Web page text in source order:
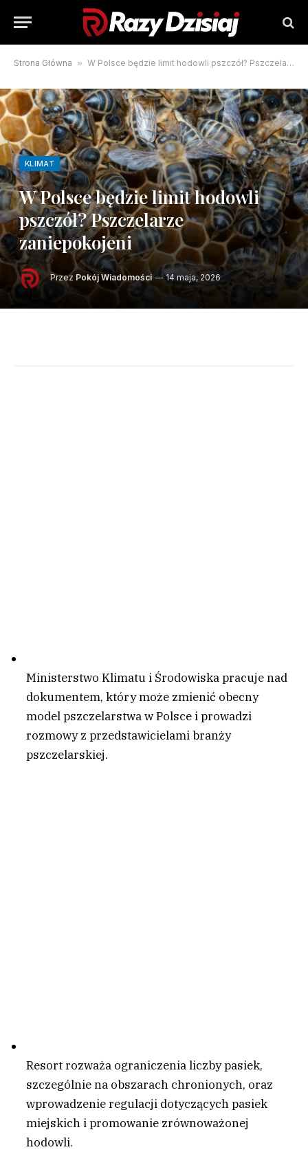
Strona Główna » W Polsce będzie limit hodowli pszczół? Pszczelarze zaniepokojeni
KLIMAT
W Polsce będzie limit hodowli
pszczół? Pszczelarze
zaniepokojeni
Przez Pokój Wiadomości 14 maja, 2026
Ministerstwo Klimatu i Środowiska pracuje nad
dokumentem, który może zmienić obecny
model pszczelarstwa w Polsce i prowadzi
rozmowy z przedstawicielami branży
pszczelarskiej.
Resort rozważa ograniczenia liczby pasiek,
szczególnie na obszarach chronionych, oraz
wprowadzenie regulacji dotyczących pasiek
miejskich i promowanie zrównoważonej
hodowli.